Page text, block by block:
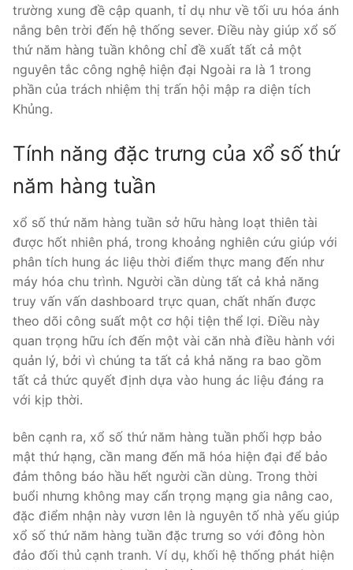
trường xung đề cập quanh, tỉ dụ như về tối ưu hóa ánh
nắng bên trời đến hệ thống sever. Điều này giúp xổ số
thứ năm hàng tuần không chỉ đề xuất tất cả một
nguyên tắc công nghệ hiện đại Ngoài ra là 1 trong
phần của trách nhiệm thị trấn hội mập ra diện tích
Khủng.
Tính năng đặc trưng của xổ số thứ
năm hàng tuần
xổ số thứ năm hàng tuần sở hữu hàng loạt thiên tài
được hốt nhiên phá, trong khoảng nghiên cứu giúp với
phân tích hung ác liệu thời điểm thực mang đến như
máy hóa chu trình. Người cần dùng tất cả khả năng
truy vấn vấn dashboard trực quan, chất nhấn được
theo dõi công suất một cơ hội tiện thể lợi. Điều này
quan trọng hữu ích đến một vài căn nhà điều hành với
quản lý, bởi vì chúng ta tất cả khả năng ra bao gồm
tất cả thức quyết định dựa vào hung ác liệu đáng ra
với kịp thời.
bên cạnh ra, xổ số thứ năm hàng tuần phối hợp bảo
mật thứ hạng, cần mang đến mã hóa hiện đại để bảo
đảm thông báo hầu hết người cần dùng. Trong thời
buổi nhưng không may cẩn trọng mạng gia nâng cao,
đặc điểm nhận này vươn lên là nguyên tố nhà yếu giúp
xổ số thứ năm hàng tuần đặc trưng so với đông hòn
đảo đối thủ cạnh tranh. Ví dụ, khối hệ thống phát hiện